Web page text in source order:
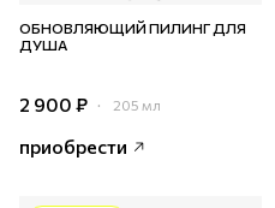
ОБНОВЛЯЮЩИЙ ПИЛИНГ ДЛЯ
ДУША
2 900 ₽ 205 мл
приобрести